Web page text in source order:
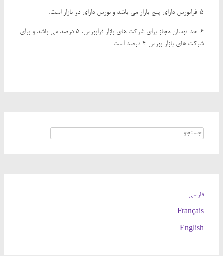
5-فرابورس دارای پنج بازار می باشد و بورس دارای دو بازار است.
6-حد نوسان مجاز برای شرکت های بازار فرابورس، 5 درصد می باشد و برای
شرکت های بازار بورس 4 درصد است.
Search for:
فارسی
Français
English